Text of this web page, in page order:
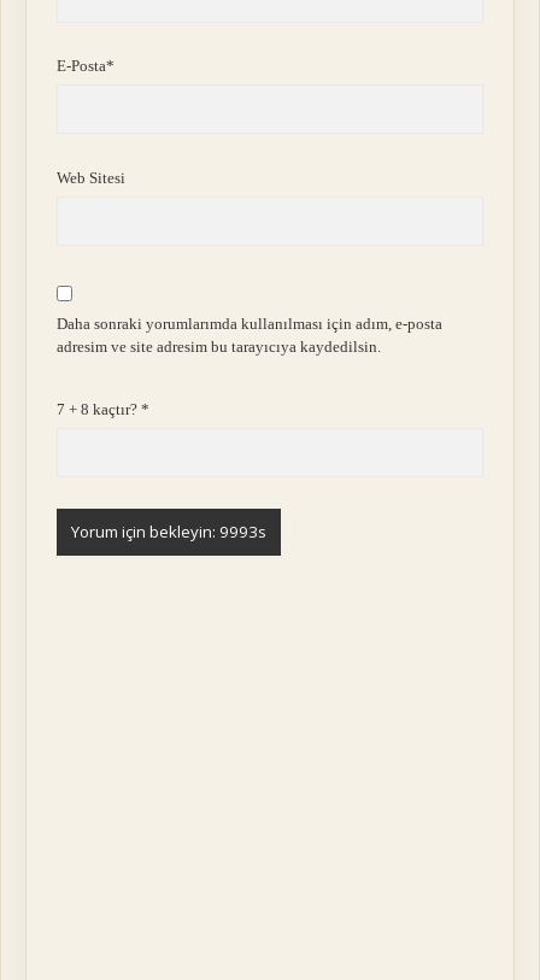
E-Posta*
Web Sitesi
Daha sonraki yorumlarımda kullanılması için adım, e-posta
adresim ve site adresim bu tarayıcıya kaydedilsin.
7 + 8 kaçtır?*